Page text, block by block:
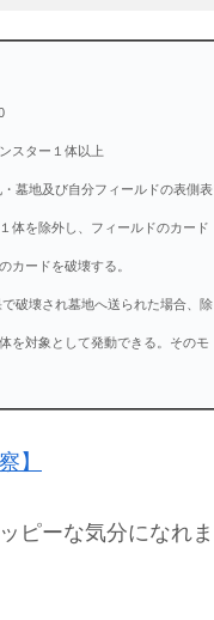
スター１体以上
墓地及び自分フィールドの表側表
体を除外し、 フィールドのカード
カードを破壊する。
破壊され墓地へ送られた場合、 除
を対象として発動できる。 そのモ
】
ピーな気分になれま